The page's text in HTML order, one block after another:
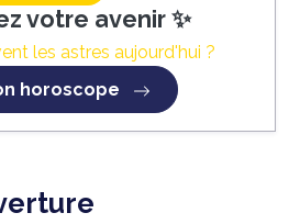
votre avenir ✨
les astres aujourd'hui ?
horoscope